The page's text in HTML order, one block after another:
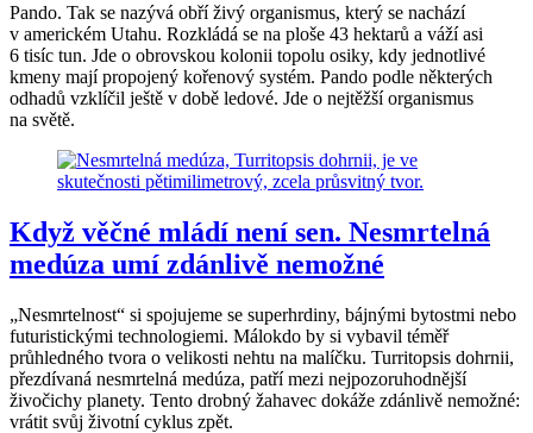
Pando. Tak se nazývá obří živý organismus, který se nachází
v americkém Utahu. Rozkládá se na ploše 43 hektarů a váží asi
6 tisíc tun. Jde o obrovskou kolonii topolu osiky, kdy jednotlivé
kmeny mají propojený kořenový systém. Pando podle některých
odhadů vzklíčil ještě v době ledové. Jde o nejtěžší organismus
na světě.
Když věčné mládí není sen. Nesmrtelná
medúza umí zdánlivě nemožné
„Nesmrtelnost“ si spojujeme se superhrdiny, bájnými bytostmi nebo
futuristickými technologiemi. Málokdo by si vybavil téměř
průhledného tvora o velikosti nehtu na malíčku. Turritopsis dohrnii,
přezdívaná nesmrtelná medúza, patří mezi nejpozoruhodnější
živočichy planety. Tento drobný žahavec dokáže zdánlivě nemožné:
vrátit svůj životní cyklus zpět.